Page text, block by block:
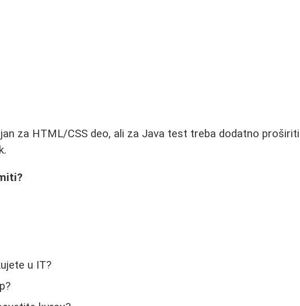
za HTML/CSS deo, ali za Java test treba dodatno proširiti
u IT?